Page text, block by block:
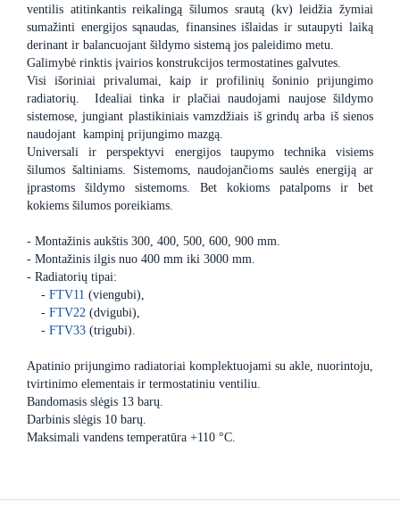
ventilis atitinkantis reikalingą šilumos srautą (kv) leidžia žymiai
sumažinti energijos sąnaudas, finansines išlaidas ir sutaupyti laiką
derinant ir balancuojant šildymo sistemą jos paleidimo metu.
Galimybė rinktis įvairios konstrukcijos termostatines galvutes.
Visi išoriniai privalumai, kaip ir profilinių šoninio prijungimo
radiatorių. Idealiai tinka ir plačiai naudojami naujose šildymo
sistemose, jungiant plastikiniais vamzdžiais iš grindų arba iš sienos
naudojant kampinį prijungimo mazgą.
Universali ir perspektyvi energijos taupymo technika visiems
šilumos šaltiniams. Sistemoms, naudojančioms saulės energiją ar
įprastoms šildymo sistemoms. Bet kokioms patalpoms ir bet
kokiems šilumos poreikiams.
- Montažinis aukštis 300, 400, 500, 600, 900 mm.
- Montažinis ilgis nuo 400 mm iki 3000 mm.
- Radiatorių tipai:
- FTV11 (viengubi),
- FTV22 (dvigubi),
- FTV33 (trigubi).
Apatinio prijungimo radiatoriai komplektuojami su akle, nuorintoju,
tvirtinimo elementais ir termostatiniu ventiliu.
Bandomasis slėgis 13 barų.
Darbinis slėgis 10 barų.
Maksimali vandens temperatūra +110 °C.